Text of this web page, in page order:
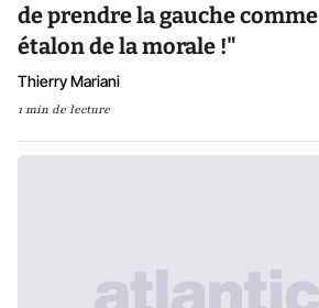
de prendre la gauche comme
étalon de la morale !"
Thierry Mariani
1 min de lecture